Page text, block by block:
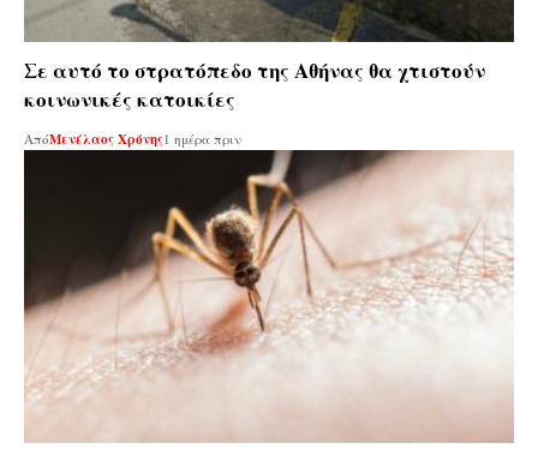
Σε αυτό το στρατόπεδο της Αθήνας θα χτιστούν
κοινωνικές κατοικίες
ΑπόΜενέλαος Χρόνης1 ημέρα πριν